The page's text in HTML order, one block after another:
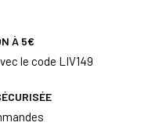
À 5€
le code LIV149